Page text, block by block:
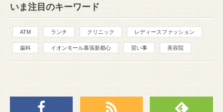
いま注目のキーワード
ATM ランチ クリニック レディースファッション
歯科 イオンモール幕張新都心 習い事 美容院